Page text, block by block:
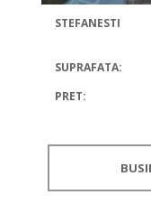
STEFANESTI
SUPRAFATA:
PRET: